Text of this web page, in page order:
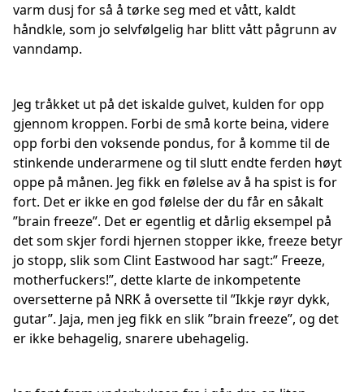
varm dusj for så å tørke seg med et vått, kaldt
håndkle, som jo selvfølgelig har blitt vått pågrunn av
vanndamp.
Jeg tråkket ut på det iskalde gulvet, kulden for opp
gjennom kroppen. Forbi de små korte beina, videre
opp forbi den voksende pondus, for å komme til de
stinkende underarmene og til slutt endte ferden høyt
oppe på månen. Jeg fikk en følelse av å ha spist is for
fort. Det er ikke en god følelse der du får en såkalt
”brain freeze”. Det er egentlig et dårlig eksempel på
det som skjer fordi hjernen stopper ikke, freeze betyr
jo stopp, slik som Clint Eastwood har sagt:” Freeze,
motherfuckers!”, dette klarte de inkompetente
oversetterne på NRK å oversette til ”Ikkje røyr dykk,
gutar”. Jaja, men jeg fikk en slik ”brain freeze”, og det
er ikke behagelig, snarere ubehagelig.